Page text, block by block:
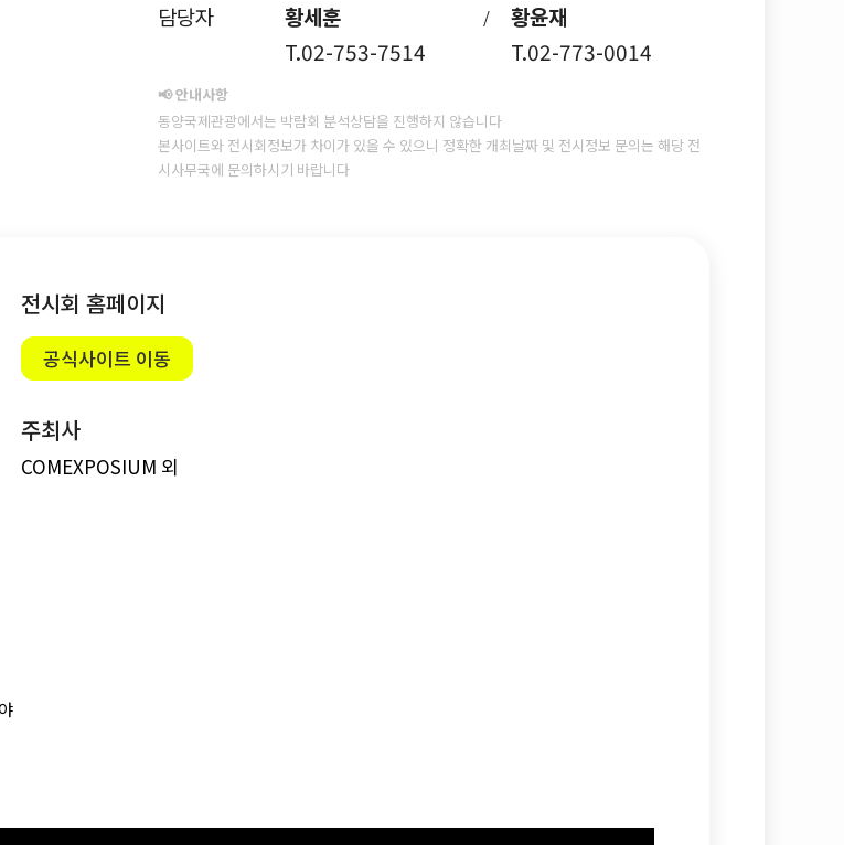
담당자 황세훈 /
황윤재
T.02-753-7514
T.02-773-0014
📢 안내사항
동양국제관광에서는 박람회 분석상담을 진행하지 않습니다
본사이트와 전시회정보가 차이가 있을 수 있으니 정확한 개최날짜 및 전시정보 문의는 해당 전
시사무국에 문의하시기 바랍니다
전시회 홈페이지
공식사이트 이동
주최사
COMEXPOSIUM 외